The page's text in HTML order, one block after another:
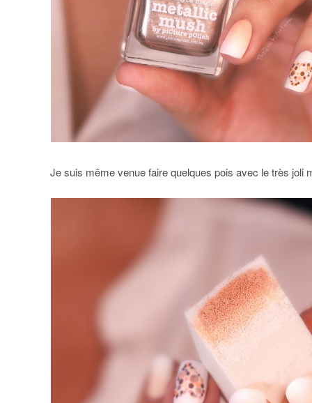
Je suis même venue faire quelques pois avec le très joli